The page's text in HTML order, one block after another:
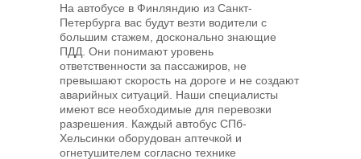
На автобусе в Финляндию из Санкт-
Петербурга вас будут везти водители с
большим стажем, досконально знающие
ПДД. Они понимают уровень
ответственности за пассажиров, не
превышают скорость на дороге и не создают
аварийных ситуаций. Наши специалисты
имеют все необходимые для перевозки
разрешения. Каждый автобус СПб-
Хельсинки оборудован аптечкой и
огнетушителем согласно технике